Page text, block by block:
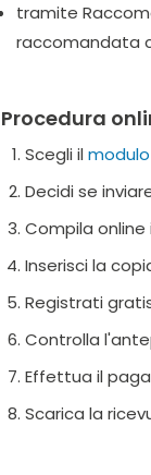
tramite
raccomandata
Procedura
Scegli il modulo
Decidi se
Compila online
Inserisci la
Registrati
Controlla
Effettua il
Scarica la